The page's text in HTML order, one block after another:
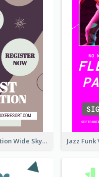
Elegant Vocation Wide Skyscraper Banner Design